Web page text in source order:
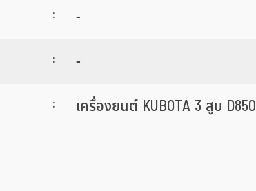
:
-
:
-
: เครื่องยนต์ KUBOTA 3 สูบ D850